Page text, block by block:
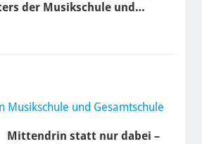
der Musikschule und…
Musikschule und Gesamtschule
Mittendrin statt nur dabei –